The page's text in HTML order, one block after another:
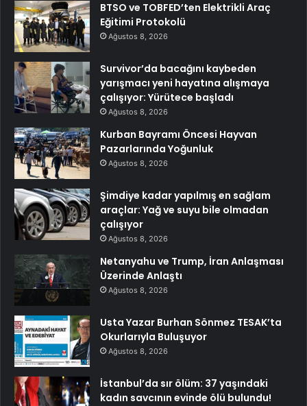
BTSO ve TOBFED’ten Elektrikli Araç
Eğitimi Protokolü
Ağustos 8, 2026
Survivor’da bacağını kaybeden
yarışmacı yeni hayatına alışmaya
çalışıyor: Yürütece başladı
Ağustos 8, 2026
Kurban Bayramı Öncesi Hayvan
Pazarlarında Yoğunluk
Ağustos 8, 2026
Şimdiye kadar yapılmış en sağlam
araçlar: Yağ ve suyu bile olmadan
çalışıyor
Ağustos 8, 2026
Netanyahu ve Trump, İran Anlaşması
Üzerinde Anlaştı
Ağustos 8, 2026
Usta Yazar Burhan Sönmez TESAK’ta
Okurlarıyla Buluşuyor
Ağustos 8, 2026
İstanbul’da sır ölüm: 37 yaşındaki
kadın savcının evinde ölü bulundu!